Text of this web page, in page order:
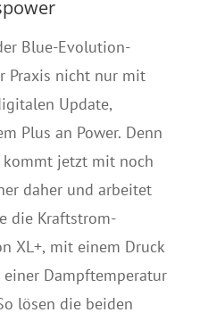
Blue-Evolution-
Praxis nicht nur mit
Update,
Plus an Power. Denn
kommt jetzt mit noch
daher und arbeitet
die Kraftstrom-
XL+, mit einem Druck
Dampftemperatur
lösen die beiden